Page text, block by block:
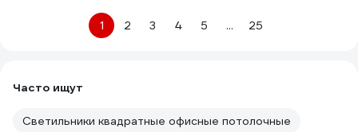
1 2 3 4 5 ... 25
Часто ищут
Светильники квадратные офисные потолочные